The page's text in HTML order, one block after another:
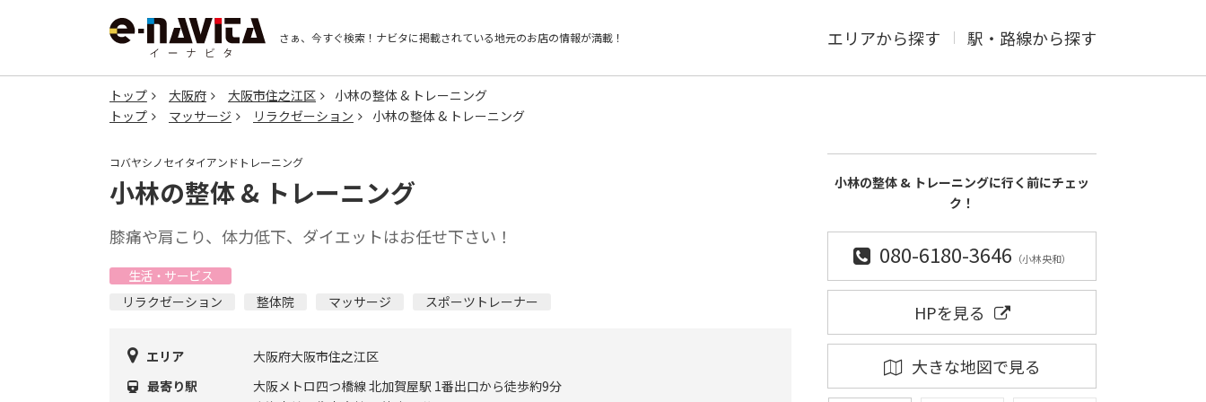
さぁ、今すぐ検索！ ナビタに掲載されている地元のお店の情報が満載！ エリアから探す 駅・路線から探す
トップ 大阪府 大阪市住之江区
小林の整体 & トレーニング
トップ
マッサージ リラクゼーション 小林の整体 & トレーニング
コバヤシノセイタイアンドトレーニング
小林の整体 & トレーニング
膝痛や肩こり、体力低下、ダイエットはお任せ下さい！
生活・サービス
リラクゼーション
整体院 マッサージ スポーツトレーナー
エリア
大阪府大阪市住之江区
最寄り駅
大阪メトロ四つ橋線 北加賀屋駅 1番出口から徒歩約9分
小林の整体 & トレーニングに行く前にチェッ
ク！
080-6180-3646 （小林央和）
HPを見る
大きな地図で見る